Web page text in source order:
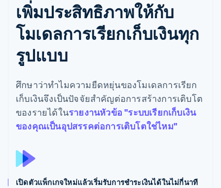
เพิ่มประสิทธิภาพให้กับ
โมเดลการเรียกเก็บเงินทุก
รูปแบบ
ศึกษาว่าทำไมความยืดหยุ่นของโมเดลการเรียก
เก็บเงินจึงเป็นปัจจัยสำคัญต่อการสร้างการเติบโต
ของรายได้ในรายงานหัวข้อ "ระบบเรียกเก็บเงิน
ของคุณเป็นอุปสรรคต่อการเติบโตใช่ไหม"
เปิดตัวแพ็กเกจใหม่แล้วเริ่มรับการชำระเงินได้ในไม่กี่นาที